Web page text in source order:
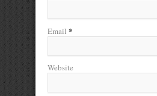
Email *
Website